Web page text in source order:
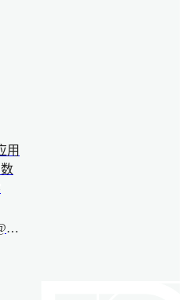
用
funaki@bimsa.cn